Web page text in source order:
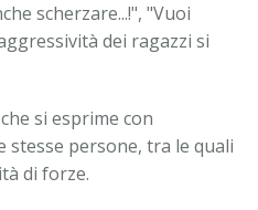
scherzare...!", "Vuoi
dei ragazzi si
si esprime con
persone, tra le quali
di forze.